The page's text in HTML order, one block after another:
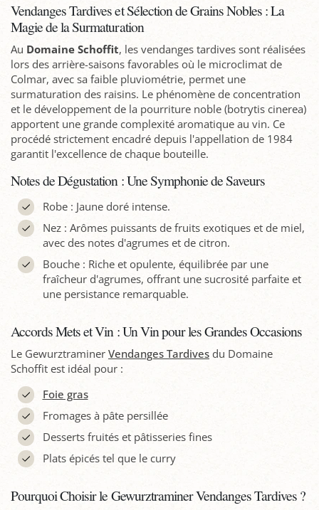
Vendanges Tardives et Sélection de Grains Nobles : La
Magie de la Surmaturation
Au Domaine Schoffit, les vendanges tardives sont réalisées
lors des arrière-saisons favorables où le microclimat de
Colmar, avec sa faible pluviométrie, permet une
surmaturation des raisins. Le phénomène de concentration
et le développement de la pourriture noble (botrytis cinerea)
apportent une grande complexité aromatique au vin. Ce
procédé strictement encadré depuis l'appellation de 1984
garantit l'excellence de chaque bouteille.
Notes de Dégustation : Une Symphonie de Saveurs
Robe : Jaune doré intense.
Nez : Arômes puissants de fruits exotiques et de miel,
avec des notes d'agrumes et de citron.
Bouche : Riche et opulente, équilibrée par une
fraîcheur d'agrumes, offrant une sucrosité parfaite et
une persistance remarquable.
Accords Mets et Vin : Un Vin pour les Grandes Occasions
Le Gewurztraminer Vendanges Tardives du Domaine
Schoffit est idéal pour :
Foie gras
Fromages à pâte persillée
Desserts fruités et pâtisseries fines
Plats épicés tel que le curry
Pourquoi Choisir le Gewurztraminer Vendanges Tardives ?